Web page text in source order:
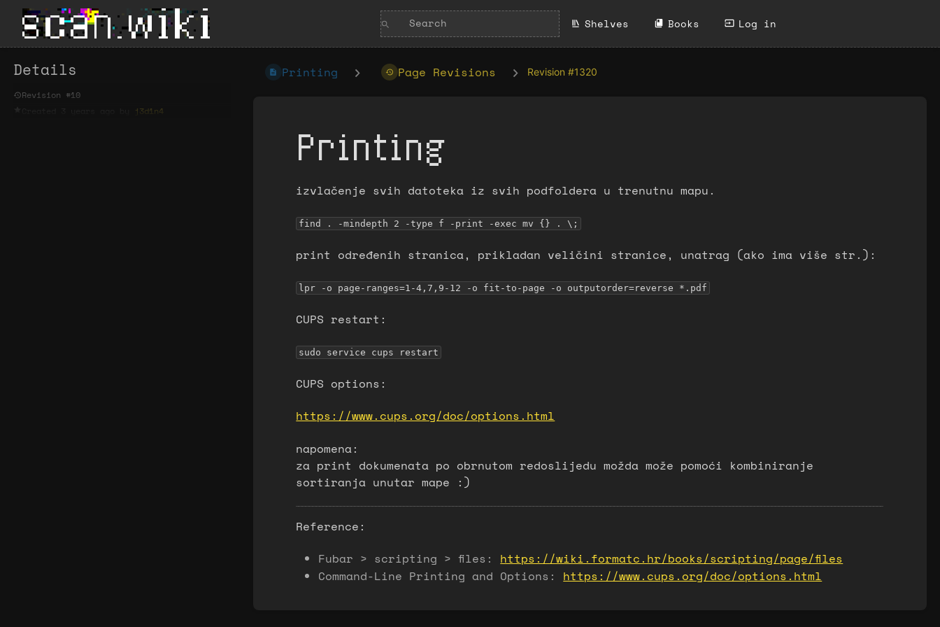
Shelves Books Log in
Details
Revision #10
j3d1n4
Printing Page Revisions Revision #1320
Printing
izvlačenje svih datoteka iz svih podfoldera u trenutnu mapu.
find . -mindepth 2 -type f -print -exec mv {} . \;
print određenih stranica, prikladan veličini stranice, unatrag (ako ima više str.):
lpr -o page-ranges=1-4,7,9-12 -o fit-to-page -o outputorder=reverse *.pdf
CUPS restart:
sudo service cups restart
CUPS options:
https://www.cups.org/doc/options.html
napomena:
za print dokumenata po obrnutom redoslijedu možda može pomoći kombiniranje
sortiranja unutar mape :)
Reference:
Fubar > scripting > files: https://wiki.formatc.hr/books/scripting/page/files
Command-Line Printing and Options: https://www.cups.org/doc/options.html